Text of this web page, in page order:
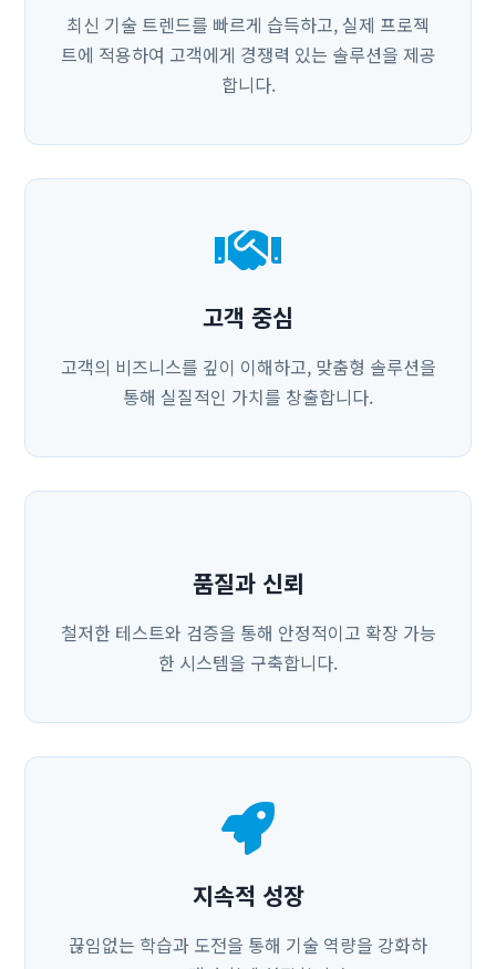
최신 기술 트렌드를 빠르게 습득하고, 실제 프로젝
트에 적용하여 고객에게 경쟁력 있는 솔루션을 제공
합니다.
고객 중심
고객의 비즈니스를 깊이 이해하고, 맞춤형 솔루션을
통해 실질적인 가치를 창출합니다.
품질과 신뢰
철저한 테스트와 검증을 통해 안정적이고 확장 가능
한 시스템을 구축합니다.
지속적 성장
끊임없는 학습과 도전을 통해 기술 역량을 강화하